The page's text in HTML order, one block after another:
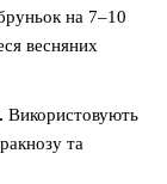
на 7–10
весняних
Використовують
та